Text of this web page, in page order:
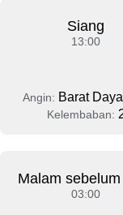
Siang
13:00
Angin: Barat
Kelembaban:
Malam
03:00